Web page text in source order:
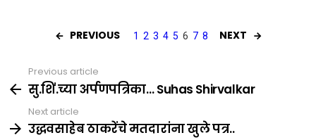
PREVIOUS 1 2 3 4 5 6 7 8 NEXT
more
Previous article
सु.शिं.च्या अर्पणपत्रिका… Suhas Shirvalkar
Next article
उद्धवसाहेब ठाकरेंचे मतदारांना खुले पत्र..